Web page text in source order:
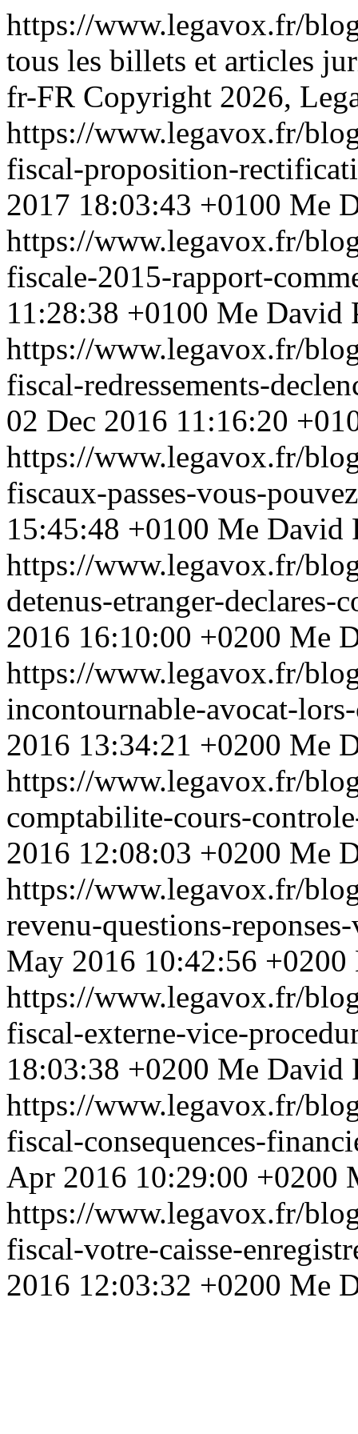
https://www.legavox.fr/
tous les billets et articles
fr-FR Copyright 2026,
https://www.legavox.fr/
fiscal-proposition-
2017 18:03:43 +0100 Me
https://www.legavox.fr/
fiscale-2015-rapport-
11:28:38 +0100 Me David
https://www.legavox.fr/
fiscal-redressements-
02 Dec 2016 11:16:20
https://www.legavox.fr/
fiscaux-passes-vous-
15:45:48 +0100 Me David
https://www.legavox.fr/
detenus-etranger-
2016 16:10:00 +0200 Me
https://www.legavox.fr/
incontournable-avocat-
2016 13:34:21 +0200 Me
https://www.legavox.fr/
comptabilite-cours-
2016 12:08:03 +0200 Me
https://www.legavox.fr/
revenu-questions-
May 2016 10:42:56 +0200
https://www.legavox.fr/
fiscal-externe-vice-
18:03:38 +0200 Me David
https://www.legavox.fr/
fiscal-consequences-
Apr 2016 10:29:00 +0200
https://www.legavox.fr/
fiscal-votre-caisse-
2016 12:03:32 +0200 Me